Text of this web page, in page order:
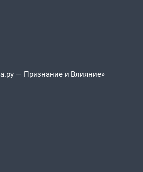
— Признание и Влияние»